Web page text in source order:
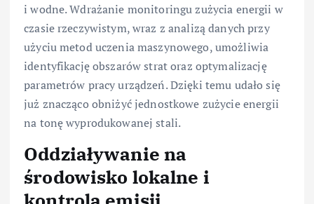
i wodne. Wdrażanie monitoringu zużycia energii w
czasie rzeczywistym, wraz z analizą danych przy
użyciu metod uczenia maszynowego, umożliwia
identyfikację obszarów strat oraz optymalizację
parametrów pracy urządzeń. Dzięki temu udało się
już znacząco obniżyć jednostkowe zużycie energii
na tonę wyprodukowanej stali.
Oddziaływanie na
środowisko lokalne i